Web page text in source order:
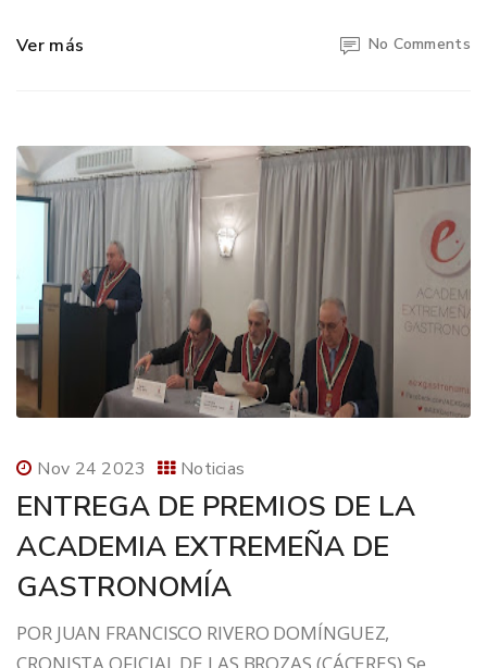
Ver más No Comments
Nov 24 2023 Noticias
ENTREGA DE PREMIOS DE LA
ACADEMIA EXTREMEÑA DE
GASTRONOMÍA
POR JUAN FRANCISCO RIVERO DOMÍNGUEZ,